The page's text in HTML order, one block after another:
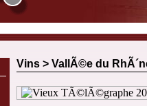
Vins > VallÃ©e du